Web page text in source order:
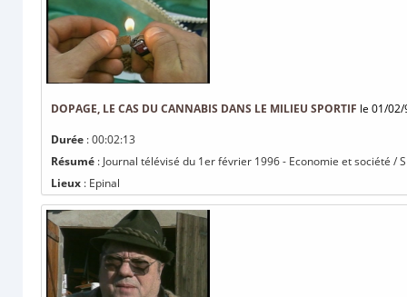
DOPAGE, LE CAS DU CANNABIS DANS LE MILIEU SPORTIF le 01/02/
Durée : 00:02:13
Résumé : Journal télévisé du 1er février 1996 - Economie et société /
Lieux : Epinal